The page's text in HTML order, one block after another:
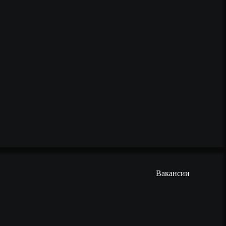
Вакансии